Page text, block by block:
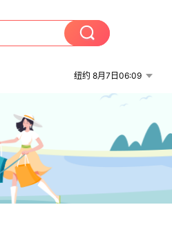
纽约 8月7日06:09